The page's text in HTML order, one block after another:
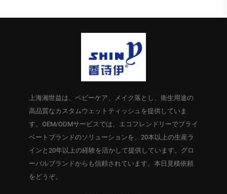
上海湘世益は、ベビーケア、メイク落とし、衛生用途の
高品質なカスタムウェットティッシュを提供していま
す。OEM/ODMサービスでは、エコフレンドリーでプライ
ベートブランドのソリューションを、20本以上の生産ラ
インと20年以上の経験を活かして提供しています。グロ
ーバルブランドからも信頼されています。本日見積依頼
をどうぞ。